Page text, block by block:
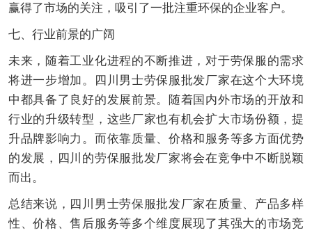
赢得了市场的关注，吸引了一批注重环保的企业客户。
七、行业前景的广阔
未来，随着工业化进程的不断推进，对于劳保服的需求
将进一步增加。四川男士劳保服批发厂家在这个大环境
中都具备了良好的发展前景。随着国内外市场的开放和
行业的升级转型，这些厂家也有机会扩大市场份额，提
升品牌影响力。而依靠质量、价格和服务等多方面优势
的发展，四川的劳保服批发厂家将会在竞争中不断脱颖
而出。
总结来说，四川男士劳保服批发厂家在质量、产品多样
性、价格、售后服务等多个维度展现了其强大的市场竞